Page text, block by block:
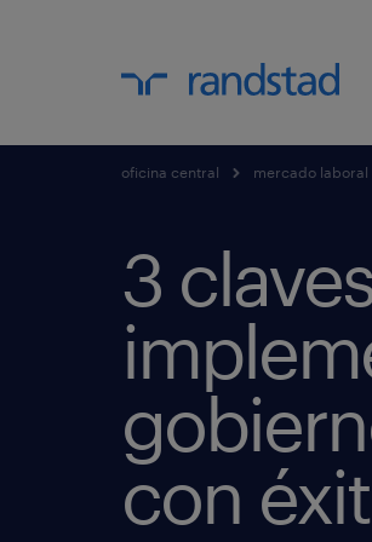
oficina central mercado laboral
3
con